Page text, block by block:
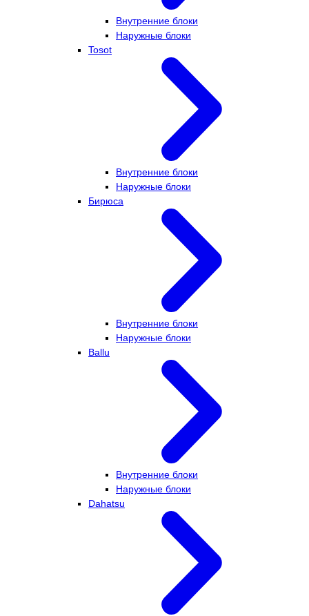
Внутренние блоки
Наружные блоки
Tosot
Внутренние блоки
Наружные блоки
Бирюса
Внутренние блоки
Наружные блоки
Ballu
Внутренние блоки
Наружные блоки
Dahatsu